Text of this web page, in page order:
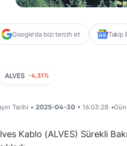
Google'da bizi tercih et Takip
ALVES -4,31%
Tarihi • 2025-04-30 • 16:03:28 •
Kablo (ALVES) Sürekli